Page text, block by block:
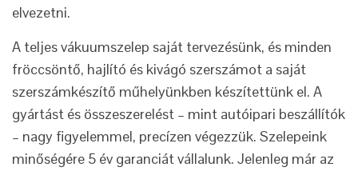
elvezetni.
A teljes vákuumszelep saját tervezésünk, és minden
fröccsöntő, hajlító és kivágó szerszámot a saját
szerszámkészítő műhelyünkben készítettünk el. A
gyártást és összeszerelést – mint autóipari beszállítók
– nagy figyelemmel, precízen végezzük. Szelepeink
minőségére 5 év garanciát vállalunk. Jelenleg már az